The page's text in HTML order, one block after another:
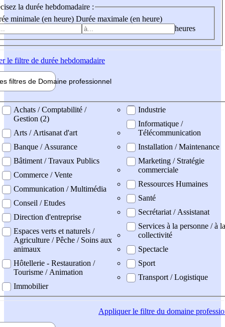
la durée hebdomadaire :
minimale (en heure) Durée maximale (en heure)
heures
le filtre de durée hebdomadaire
filtres de Domaine professionnel
professionel
Achats / Comptabilité /
Gestion (2)
Arts / Artisanat d'art
Banque / Assurance
Bâtiment / Travaux Publics
Commerce / Vente
Communication / Multimédia
Conseil / Etudes
Direction d'entreprise
Espaces verts et naturels /
Agriculture / Pêche / Soins aux
animaux
Hôtellerie - Restauration /
Tourisme / Animation
Immobilier
Industrie
Informatique /
Télécommunication
Installation / Maintenance
Marketing / Stratégie
commerciale
Ressources Humaines
Santé
Secrétariat / Assistanat
Services à la personne / à la
collectivité
Spectacle
Sport
Transport / Logistique
Appliquerle filtre du domaine